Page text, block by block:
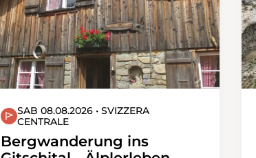
beansprucht unsere Beine etwas,
aber wir lassen uns Zeit und finden
genügend Pausen zur Erholung.
Eine fantastische Tour zu einem
hohen Ziel!
SAB 08.08.2026 • SVIZZERA
CENTRALE
Bergwanderung ins